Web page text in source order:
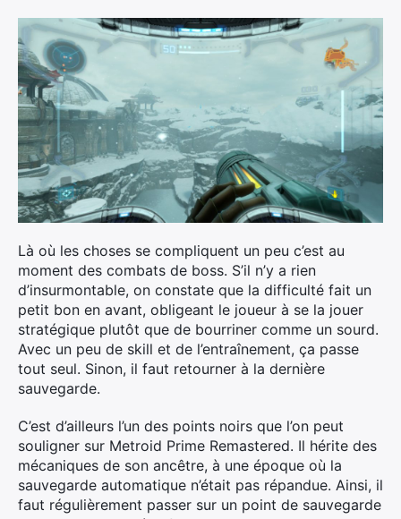
Là où les choses se compliquent un peu c’est au
moment des combats de boss. S’il n’y a rien
d’insurmontable, on constate que la difficulté fait un
petit bon en avant, obligeant le joueur à se la jouer
stratégique plutôt que de bourriner comme un sourd.
Avec un peu de skill et de l’entraînement, ça passe
tout seul. Sinon, il faut retourner à la dernière
sauvegarde.
C’est d’ailleurs l’un des points noirs que l’on peut
souligner sur Metroid Prime Remastered. Il hérite des
mécaniques de son ancêtre, à une époque où la
sauvegarde automatique n’était pas répandue. Ainsi, il
faut régulièrement passer sur un point de sauvegarde